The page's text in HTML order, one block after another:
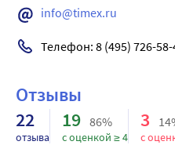
info@timex.ru
Телефон: 8 (495) 726-
Отзывы
22
отзыва
19 86%
с оценкой ≥ 4
3
с